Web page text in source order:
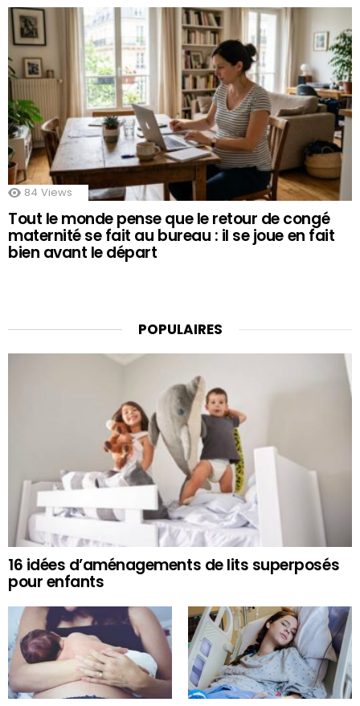
84 Views
Tout le monde pense que le retour de congé
maternité se fait au bureau : il se joue en fait
bien avant le départ
POPULAIRES
16 idées d’aménagements de lits superposés
pour enfants